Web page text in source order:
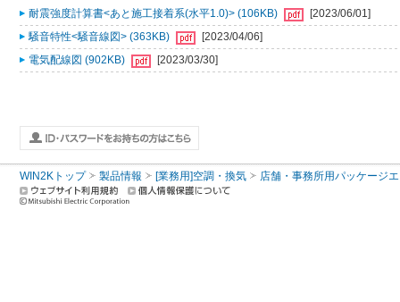
耐震強度計算書<あと施工接着系(水平1.0)> (106KB)
[2023/06/01]
騒音特性<騒音線図> (363KB)
[2023/04/06]
電気配線図 (902KB)
[2023/03/30]
WIN2Kトップ 製品情報 [業務用]空調・換気 店舗・事務所用パッケージ